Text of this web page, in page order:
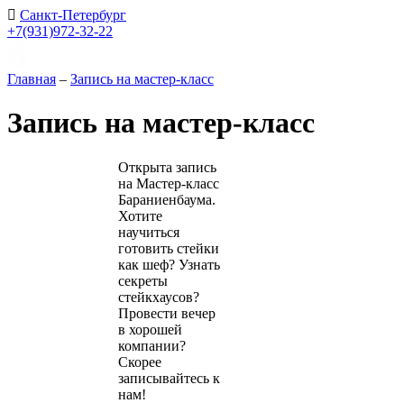
Санкт-Петербург
+7(931)972-32-22
Главная – Запись на мастер-класс
Запись на мастер-класс
Открыта запись
на Мастер-класс
Бараниенбаума.
Хотите
научиться
готовить стейки
как шеф? Узнать
секреты
стейкхаусов?
Провести вечер
в хорошей
компании?
Скорее
записывайтесь к
нам!